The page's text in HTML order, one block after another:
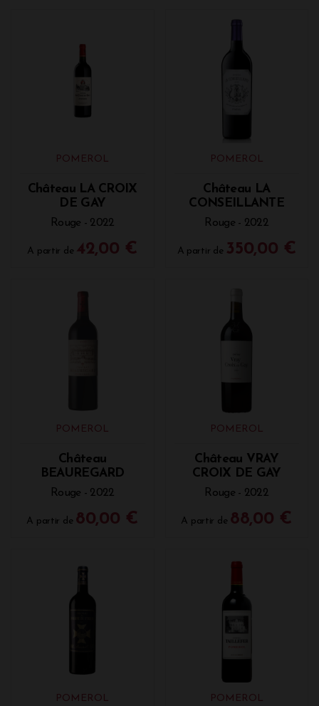
POMEROL
Château LA CROIX
DE GAY
Rouge - 2022
A partir de 42,00 €
POMEROL
Château LA
CONSEILLANTE
Rouge - 2022
A partir de 350,00 €
POMEROL
Château
BEAUREGARD
Rouge - 2022
A partir de 80,00 €
POMEROL
Château VRAY
CROIX DE GAY
Rouge - 2022
A partir de 88,00 €
POMEROL POMEROL